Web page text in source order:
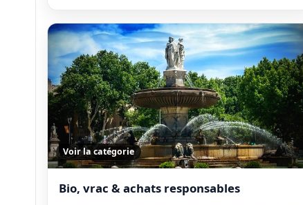
Voir la catégorie
Bio, vrac & achats responsables